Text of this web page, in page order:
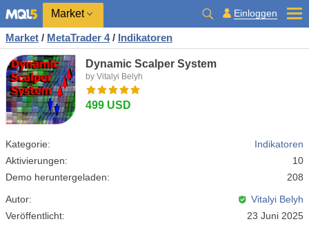
Market Einloggen
Market / MetaTrader 4 / Indikatoren
Dynamic Scalper System
by Vitalyi Belyh
499 USD
Kategorie:
Indikatoren
Aktivierungen:
10
Demo heruntergeladen:
208
Autor:
Vitalyi Belyh
Veröffentlicht:
23 Juni 2025